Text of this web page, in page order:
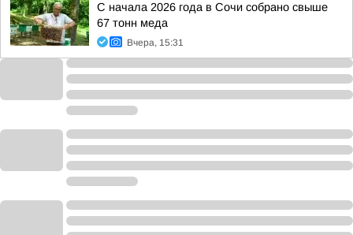
С начала 2026 года в Сочи собрано свыше
67 тонн меда
Вчера, 15:31